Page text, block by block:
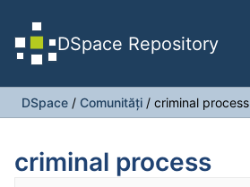
DSpace Repository
DSpace / Comunități / criminal process
criminal process